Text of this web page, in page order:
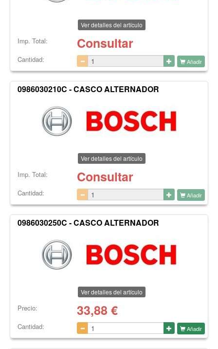
Ver detalles del artículo
Imp. Total: Consultar
Cantidad: Añadir
0986030210C - CASCO ALTERNADOR
Ver detalles del artículo
Imp. Total: Consultar
Cantidad: Añadir
0986030250C - CASCO ALTERNADOR
Ver detalles del artículo
Precio: 33,88 €
Cantidad: Añadir